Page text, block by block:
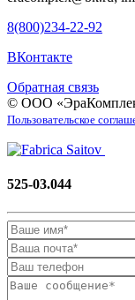
8(800)234-22-92
ВКонтакте
Обратная связь
© ООО
Пользовательское
525-03.044